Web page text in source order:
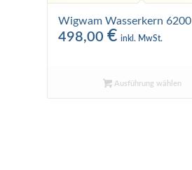
Wigwam Wasserkern 6200
498,00 € inkl. MwSt.
Ausführung wählen